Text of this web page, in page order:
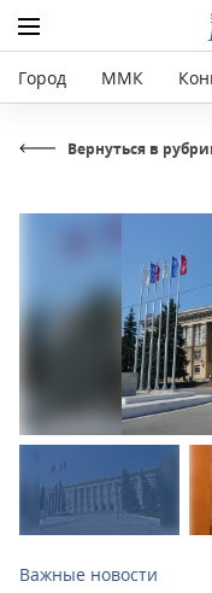
Город ММК
Вернуться в
Важные новости